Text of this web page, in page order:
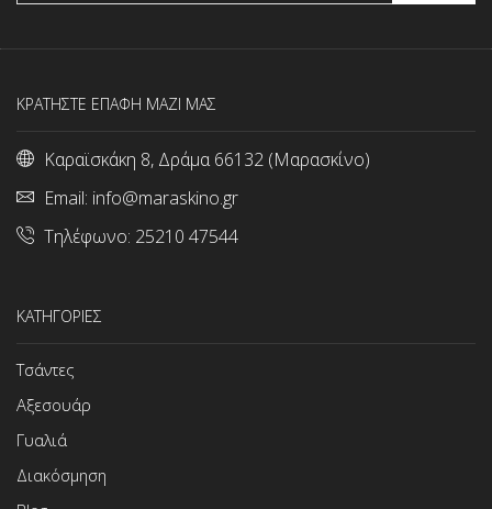
ΚΡΑΤΗΣΤΕ ΕΠΑΦΗ ΜΑΖΙ ΜΑΣ
Καραϊσκάκη 8, Δράμα 66132 (Μαρασκίνο)
Email: info@maraskino.gr
Τηλέφωνο: 25210 47544
ΚΑΤΗΓΟΡΙΕΣ
Τσάντες
Αξεσουάρ
Γυαλιά
Διακόσμηση